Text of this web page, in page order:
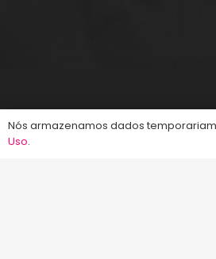
©2013-2024Energia
Nós armazenamos dados
Uso.